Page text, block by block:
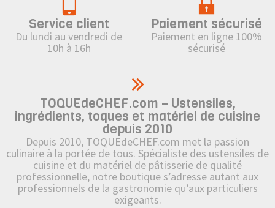
Service client
Du lundi au vendredi de
10h à 16h
Paiement sécurisé
Paiement en ligne 100%
sécurisé
TOQUEdeCHEF.com – Ustensiles,
ingrédients, toques et matériel de cuisine
depuis 2010
Depuis 2010, TOQUEdeCHEF.com met la passion
culinaire à la portée de tous. Spécialiste des ustensiles de
cuisine et du matériel de pâtisserie de qualité
professionnelle, notre boutique s’adresse autant aux
professionnels de la gastronomie qu’aux particuliers
exigeants.